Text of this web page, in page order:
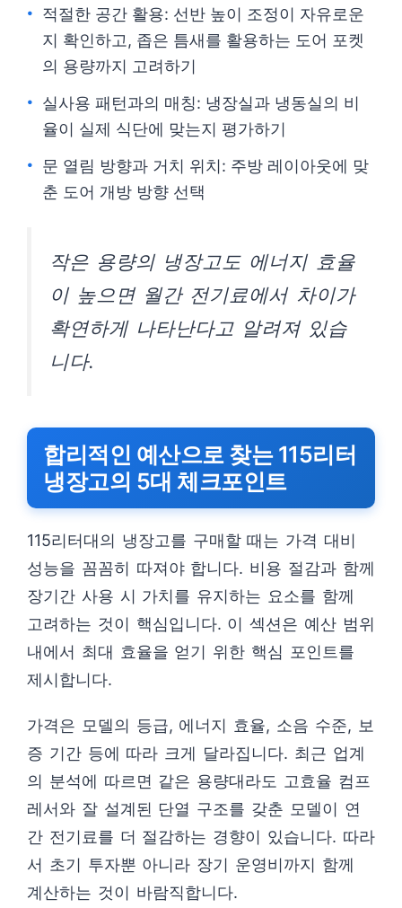
적절한 공간 활용: 선반 높이 조정이 자유로운
지 확인하고, 좁은 틈새를 활용하는 도어 포켓
의 용량까지 고려하기
실사용 패턴과의 매칭: 냉장실과 냉동실의 비
율이 실제 식단에 맞는지 평가하기
문 열림 방향과 거치 위치: 주방 레이아웃에 맞
춘 도어 개방 방향 선택
작은 용량의 냉장고도 에너지 효율
이 높으면 월간 전기료에서 차이가
확연하게 나타난다고 알려져 있습
니다.
합리적인 예산으로 찾는 115리터
냉장고의 5대 체크포인트
115리터대의 냉장고를 구매할 때는 가격 대비
성능을 꼼꼼히 따져야 합니다. 비용 절감과 함께
장기간 사용 시 가치를 유지하는 요소를 함께
고려하는 것이 핵심입니다. 이 섹션은 예산 범위
내에서 최대 효율을 얻기 위한 핵심 포인트를
제시합니다.
가격은 모델의 등급, 에너지 효율, 소음 수준, 보
증 기간 등에 따라 크게 달라집니다. 최근 업계
의 분석에 따르면 같은 용량대라도 고효율 컴프
레서와 잘 설계된 단열 구조를 갖춘 모델이 연
간 전기료를 더 절감하는 경향이 있습니다. 따라
서 초기 투자뿐 아니라 장기 운영비까지 함께
계산하는 것이 바람직합니다.